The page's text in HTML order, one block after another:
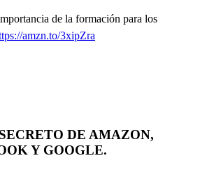
de la formación para los
amzn.to/3xipZra
DE AMAZON,
Y GOOGLE.